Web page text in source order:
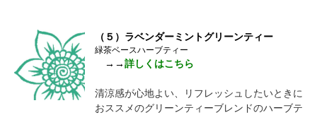
（５）ラベンダーミントグリーンティー
緑茶ベースハーブティー
→→ 詳しくはこちら
清涼感が心地よい、リフレッシュしたいときに
おススメのグリーンティーブレンドのハーブテ